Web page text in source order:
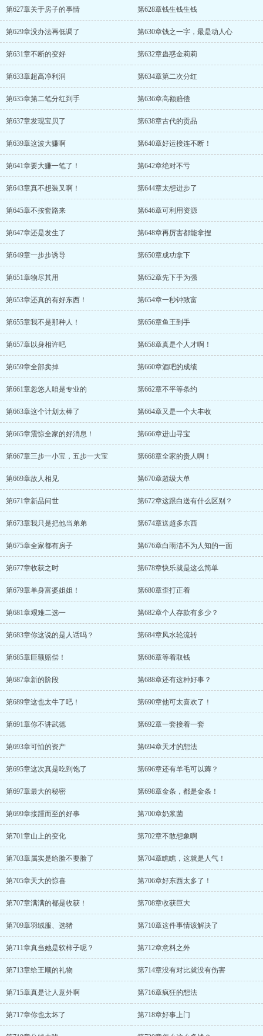
第627章关于房子的事情 第628章钱生钱生钱
第629章没办法再低调了 第630章钱之一字，最是动人心
第631章不断的变好 第632章蛊惑金莉莉
第633章超高净利润 第634章第二次分红
第635章第二笔分红到手 第636章高额赔偿
第637章发现宝贝了 第638章古代的贡品
第639章这波大赚啊 第640章好运接连不断！
第641章要大赚一笔了！ 第642章绝对不亏
第643章真不想装叉啊！ 第644章太想进步了
第645章不按套路来 第646章可利用资源
第647章还是发生了 第648章再厉害都能拿捏
第649章一步步诱导 第650章成功拿下
第651章物尽其用 第652章先下手为强
第653章还真的有好东西！ 第654章一秒钟致富
第655章我不是那种人！ 第656章鱼王到手
第657章以身相许吧 第658章真是个人才啊！
第659章全部卖掉 第660章酒吧的成绩
第661章忽悠人咱是专业的 第662章不平等条约
第663章这个计划太棒了 第664章又是一个大丰收
第665章震惊全家的好消息！ 第666章进山寻宝
第667章三步一小宝，五步一大宝 第668章全家的贵人啊！
第669章故人相见 第670章超级大单
第671章新品问世 第672章这跟白送有什么区别？
第673章我只是把他当弟弟 第674章送超多东西
第675章全家都有房子 第676章白雨洁不为人知的一面
第677章收获之时 第678章快乐就是这么简单
第679章单身富婆姐姐！ 第680章歪打正着
第681章艰难二选一 第682章个人存款有多少？
第683章你这说的是人话吗？ 第684章风水轮流转
第685章巨额赔偿！ 第686章等着取钱
第687章新的阶段 第688章还有这种好事？
第689章这也太牛了吧！ 第690章他可太喜欢了！
第691章你不讲武德 第692章一套接着一套
第693章可怕的资产 第694章天才的想法
第695章这次真是吃到饱了 第696章还有羊毛可以薅？
第697章最大的秘密 第698章金条，都是金条！
第699章接踵而至的好事 第700章奶浆菌
第701章山上的变化 第702章不敢想象啊
第703章属实是给脸不要脸了 第704章瞧瞧，这就是人气！
第705章天大的惊喜 第706章好东西太多了！
第707章满满的都是收获！ 第708章收获巨大
第709章羽绒服、选猪 第710章这件事情该解决了
第711章真当她是软柿子呢？ 第712章意料之外
第713章给王顺的礼物 第714章没有对比就没有伤害
第715章真是让人意外啊 第716章疯狂的想法
第717章你也太坏了 第718章好事上门